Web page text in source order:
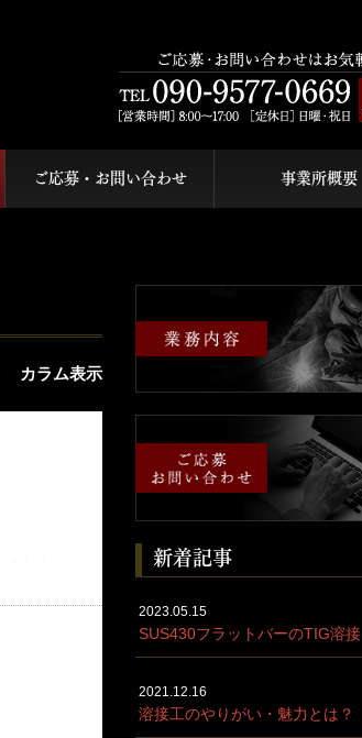
ご応募・お問い合わせ 事業所概要
カラム表示
新着記事
2023.05.15
SUS430フラットバーのTIG溶接
2021.12.16
溶接工のやりがい・魅力とは？